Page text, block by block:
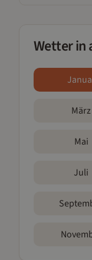
Wetter in
März
Mai
Juli